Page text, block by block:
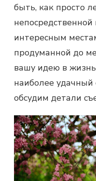
быть, как просто
непосредственной
интересным
продуманной до
вашу идею в
наиболее удачный
обсудим детали